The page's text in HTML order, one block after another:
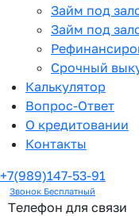
Займ под
Займ под
Срочный
Калькулятор
Вопрос-Ответ
О кредитовании
Контакты
+7(989)147-53-91
Звонок Бесплатный
Телефон для связи